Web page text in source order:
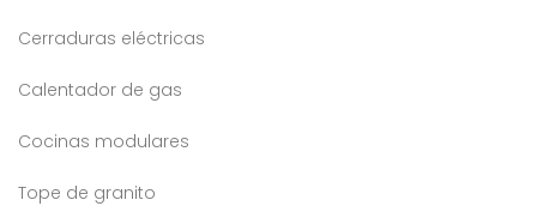
Cerraduras eléctricas
Calentador de gas
Cocinas modulares
Tope de granito